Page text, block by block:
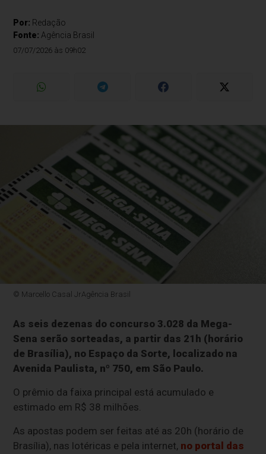
Por: Redação
Fonte: Agência Brasil
07/07/2026 às 09h02
© Marcello Casal JrAgência Brasil
As seis dezenas do concurso 3.028 da Mega-
Sena serão sorteadas, a partir das 21h (horário
de Brasília), no Espaço da Sorte, localizado na
Avenida Paulista, nº 750, em São Paulo.
O prêmio da faixa principal está acumulado e
estimado em R$ 38 milhões.
As apostas podem ser feitas até as 20h (horário de
Brasília), nas lotéricas e pela internet, no portal das